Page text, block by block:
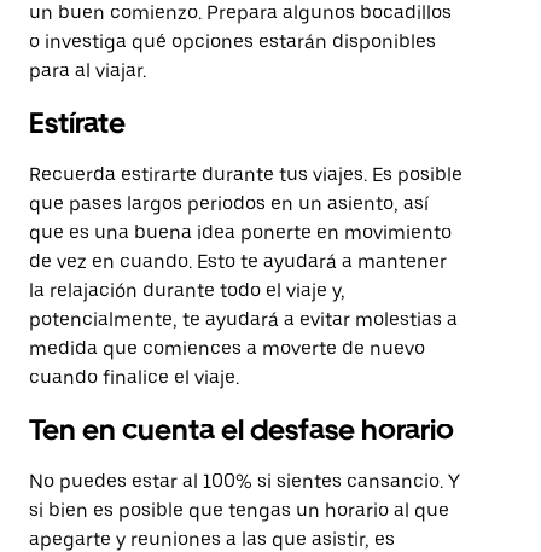
un buen comienzo. Prepara algunos bocadillos
o investiga qué opciones estarán disponibles
para al viajar.
Estírate
Recuerda estirarte durante tus viajes. Es posible
que pases largos periodos en un asiento, así
que es una buena idea ponerte en movimiento
de vez en cuando. Esto te ayudará a mantener
la relajación durante todo el viaje y,
potencialmente, te ayudará a evitar molestias a
medida que comiences a moverte de nuevo
cuando finalice el viaje.
Ten en cuenta el desfase horario
No puedes estar al 100% si sientes cansancio. Y
si bien es posible que tengas un horario al que
apegarte y reuniones a las que asistir, es